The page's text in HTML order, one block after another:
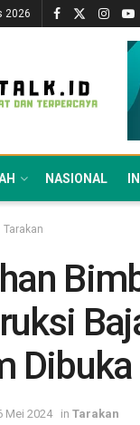
2026
NASIONAL
Tarakan
Mei 2024 in Tarakan